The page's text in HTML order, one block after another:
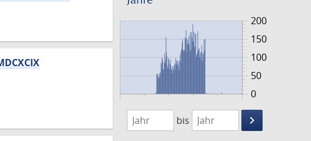
0
50
200
100
150
1526
1776
bis
keyboard_arrow_right
Suche